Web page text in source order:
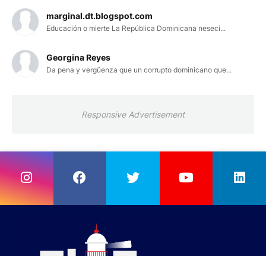
marginal.dt.blogspot.com
Educación o mierte La República Dominicana neseci...
Georgina Reyes
Da pena y vergüenza que un corrupto dominicano que...
Responsive Advertisement